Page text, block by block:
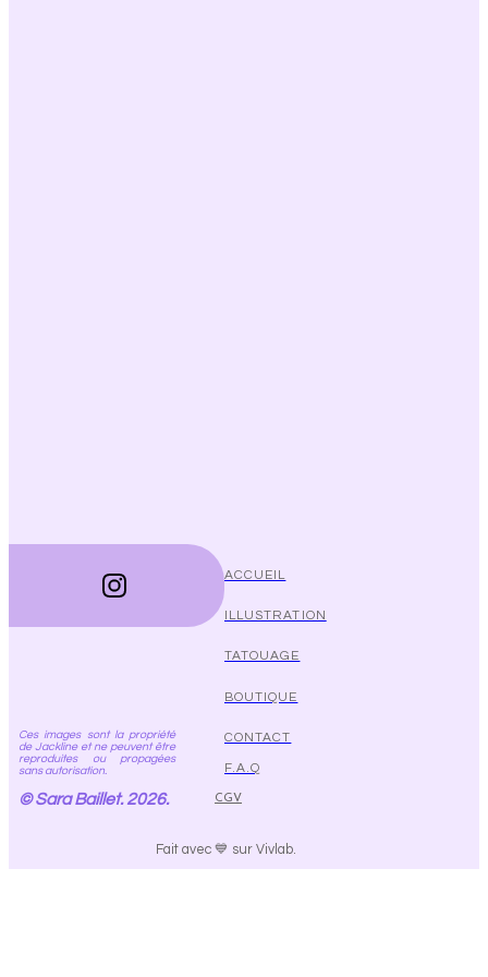
ACCUEIL
TATOUAGE
ILLUSTRATION
BOUTIQUE
CGV
F.A.Q
CONTACT
Ces images sont la propriété
de Jackline et ne peuvent être
reproduites ou propagées
sans autorisation.
© Sara Baillet. 2026.
Fait avec 💙 sur Vivlab.